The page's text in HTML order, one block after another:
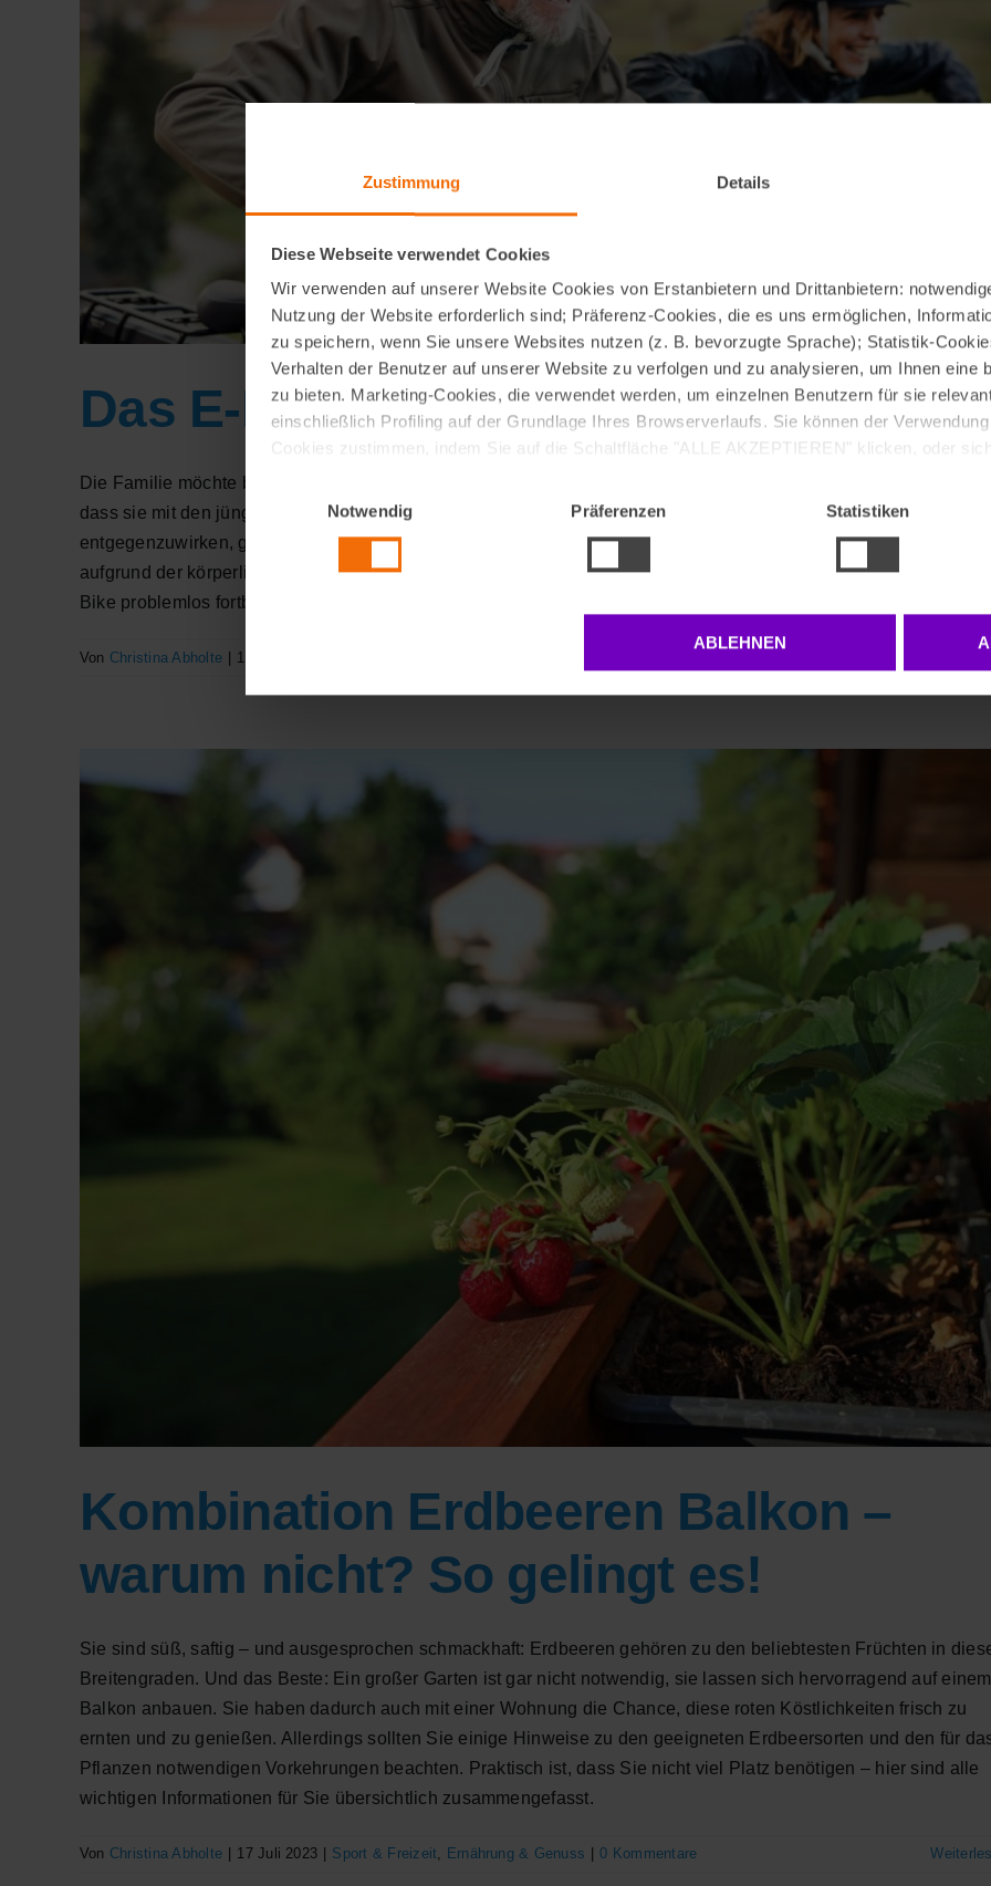
Zustimmung Details
Diese Webseite verwendet Cookies
Wir verwenden auf unserer Website Cookies von Erstanbietern und Drittanbietern:
Nutzung der Website erforderlich sind; Präferenz-Cookies, die es uns ermöglichen,
zu speichern, wenn Sie unsere Websites nutzen (z. B. bevorzugte Sprache); Statistik-
Verhalten der Benutzer auf unserer Website zu verfolgen und zu analysieren, um Ihnen eine
zu bieten. Marketing-Cookies, die verwendet werden, um einzelnen Benutzern für sie
einschließlich Profiling auf der Grundlage Ihres Browserverlaufs. Sie können der
Cookies zustimmen, indem Sie auf die Schaltfläche "ALLE AKZEPTIEREN" klicken, oder
Cookie Richtlinie
Einwilligungsauswahl
Notwendig
Präferenzen Statistiken
ABLEHNEN
Das E-Bike: Radrouten im Alter
Die Familie möchte bei schönem Wetter eine Fahrradtour machen. Viele Senioren befürchten in diesem Moment,
dass sie mit den jüngeren Familienmitgliedern nicht mehr mithalten können. Um dieser Befürchtung
entgegenzuwirken, gibt es eine elegante Lösung: das E-Bike. Denn auch Senioren, denen das Fahrradfahren
aufgrund der körperlichen Anstrengung bislang schwerfiel oder nicht mehr möglich war, können sich mit einem E-
Bike problemlos fortbewegen.
Von Christina Abholte | 17 Juli 2023
Kombination Erdbeeren Balkon –
warum nicht? So gelingt es!
Sie sind süß, saftig – und ausgesprochen schmackhaft: Erdbeeren gehören zu den beliebtesten Früchten in
Breitengraden. Und das Beste: Ein großer Garten ist gar nicht notwendig, sie lassen sich hervorragend auf einem
Balkon anbauen. Sie haben dadurch auch mit einer Wohnung die Chance, diese roten Köstlichkeiten frisch zu
ernten und zu genießen. Allerdings sollten Sie einige Hinweise zu den geeigneten Erdbeersorten und den für
Pflanzen notwendigen Vorkehrungen beachten. Praktisch ist, dass Sie nicht viel Platz benötigen – hier sind alle
wichtigen Informationen für Sie übersichtlich zusammengefasst.
Von Christina Abholte 17 Juli 2023 Sport & Freizeit Ernährung & Genuss 0 Kommentare